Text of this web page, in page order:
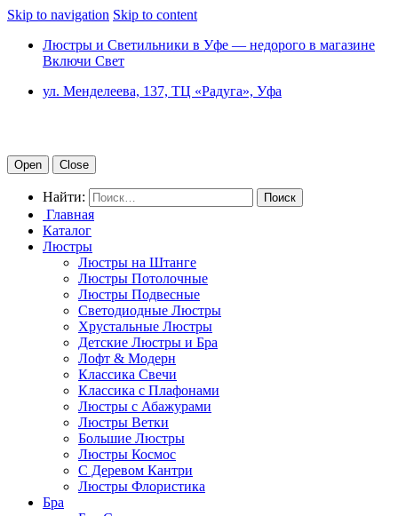
Skip to navigation Skip to content
Люстры и Светильники в Уфе — недорого в магазине
Включи Свет
ул. Менделеева, 137, ТЦ «Радуга», Уфа
Open Close
Найти:
Главная
Каталог
Люстры
Люстры на Штанге
Люстры Потолочные
Люстры Подвесные
Светодиодные Люстры
Хрустальные Люстры
Детские Люстры и Бра
Лофт & Модерн
Классика Свечи
Классика с Плафонами
Люстры с Абажурами
Люстры Ветки
Большие Люстры
Люстры Космос
С Деревом Кантри
Люстры Флористика
Бра